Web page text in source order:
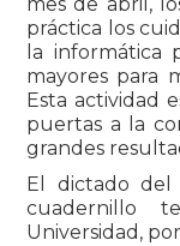
práctica los
la informática
mayores para
Esta actividad
puertas a la
grandes
El dictado
cuadernillo
Universidad,